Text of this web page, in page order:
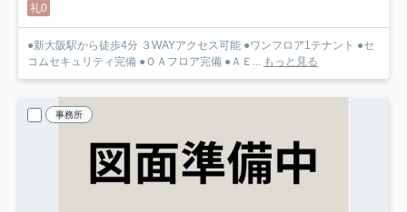
礼0
●新大阪駅から徒歩4分 ３WAYアクセス可能 ●ワンフロア1テナント ●セ
コムセキュリティ完備 ●ＯＡフロア完備 ●ＡＥ...
もっと見る
事務所